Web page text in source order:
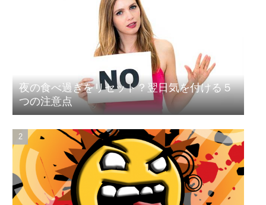
夜の食べ過ぎをリセット？翌日気を付ける５
つの注意点